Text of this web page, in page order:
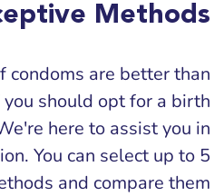
Methods
condoms are better than
should opt for a birth
here to assist you in
You can select up to 5
and compare them